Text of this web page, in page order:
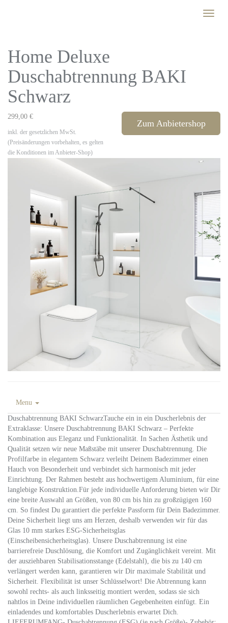
Toggle
Home Deluxe
Duschabtrennung BAKI
Schwarz
299,00 €
inkl. der gesetzlichen MwSt.
(Preisänderungen vorbehalten, es gelten
die Konditionen im Anbieter-Shop)
Zum Anbietershop
Menu
Duschabtrennung BAKI SchwarzTauche ein in ein Duscherlebnis der
Extraklasse: Unsere Duschabtrennung BAKI Schwarz – Perfekte
Kombination aus Eleganz und Funktionalität. In Sachen Ästhetik und
Qualität setzen wir neue Maßstäbe mit unserer Duschabtrennung. Die
Profilfarbe in elegantem Schwarz verleiht Deinem Badezimmer einen
Hauch von Besonderheit und verbindet sich harmonisch mit jeder
Einrichtung. Der Rahmen besteht aus hochwertigem Aluminium, für eine
langlebige Konstruktion.Für jede individuelle Anforderung bieten wir Dir
eine breite Auswahl an Größen, von 80 cm bis hin zu großzügigen 160
cm. So findest Du garantiert die perfekte Passform für Dein Badezimmer.
Deine Sicherheit liegt uns am Herzen, deshalb verwenden wir für das
Glas 10 mm starkes ESG-Sicherheitsglas
(Einscheibensicherheitsglas). Unsere Duschabtrennung ist eine
barrierefreie Duschlösung, die Komfort und Zugänglichkeit vereint. Mit
der ausziehbaren Stabilisationsstange (Edelstahl), die bis zu 140 cm
verlängert werden kann, garantieren wir Dir maximale Stabilität und
Sicherheit. Flexibilität ist unser Schlüsselwort! Die Abtrennung kann
sowohl rechts- als auch linksseitig montiert werden, sodass sie sich
nahtlos in Deine individuellen räumlichen Gegebenheiten einfügt. Ein
einladendes und komfortables Duscherlebnis erwartet Dich.